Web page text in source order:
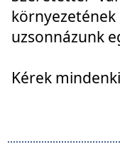
uzsonnázunk
Kérek